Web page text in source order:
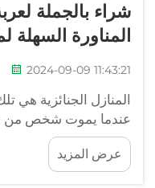
شراء بالجملة
المناورة السهلة
2024-09-09 11:43:21
المنازل الجنائزية هي
عندما يموت شخص من
الجنائزية أدوات
باحترام وباستناد إلى
عرض المزيد